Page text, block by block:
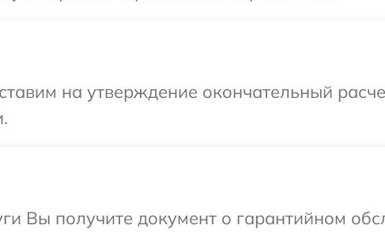
на утверждение окончательный
Вы получите документ о гарантийном